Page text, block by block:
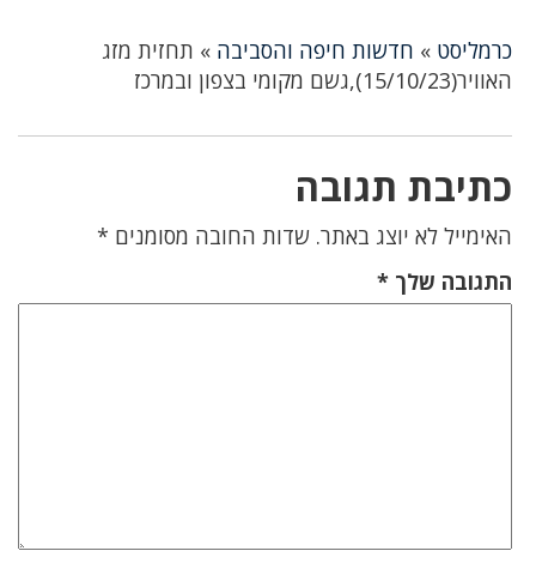
»חדשות חיפה והסביבה»תחזית מזג
10/23),גשם מקומי בצפון ובמרכז
תגובה
לא יוצג באתר. שדות החובה מסומנים*
שלך*